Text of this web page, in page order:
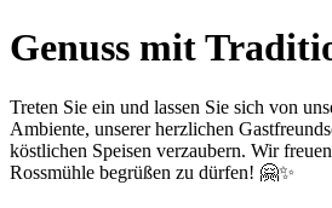
Genuss mit
Treten Sie ein und lassen Sie sich von
Ambiente, unserer herzlichen
köstlichen Speisen verzaubern. Wir
Rossmühle begrüßen zu dürfen! 🤗✨